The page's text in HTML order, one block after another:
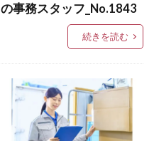
の事務スタッフ_No.1843
続きを読む